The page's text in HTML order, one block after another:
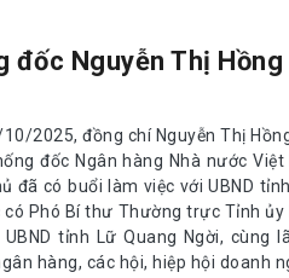
đốc Nguyễn Thị
10/2025, đồng chí Nguyễn Thị
đốc Ngân hàng Nhà nước
đã có buổi làm việc với UBND
Phó Bí thư Thường trực Tỉnh ủy
UBND tỉnh Lữ Quang Ngời, cùng
hàng, các hội, hiệp hội doanh